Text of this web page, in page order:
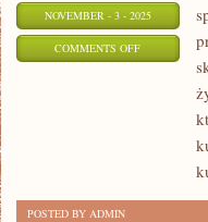
NOVEMBER - 3 - 2025
COMMENTS OFFON
FORTELEM
POSTED BY ADMIN